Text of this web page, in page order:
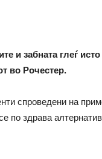
и забната глеѓ
во Рочестер.
спроведени на
по здрава